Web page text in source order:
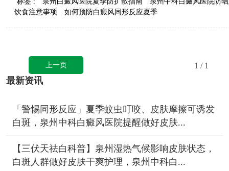
饮食注意事项
如何预防白癜风同形反应夏季
上一页 1 / 1
最新资讯
「警惕同形反应」夏季蚊虫叮咬、皮肤摩擦可诱发
白斑，泉州中科白癜风医院提醒做好皮肤...
【三伏天祛白科普】泉州湿热气候影响皮肤状态，
白斑人群做好皮肤干爽护理，泉州中科白...